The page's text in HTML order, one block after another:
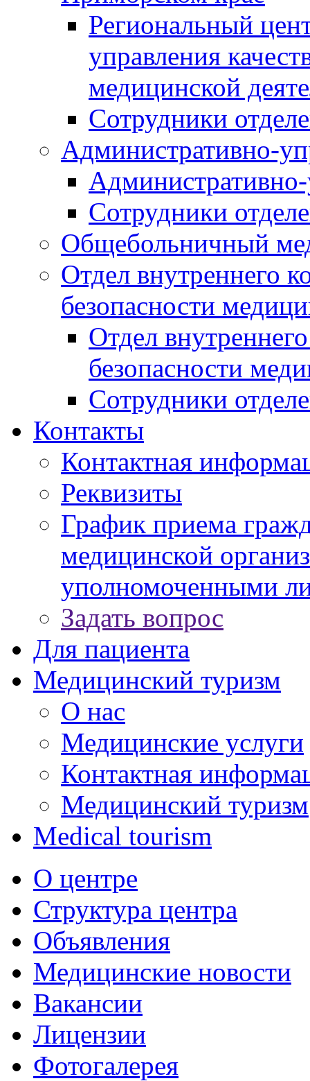
Региональный
управления
медицинской
Сотрудники
Административно-
Сотрудники
Общебольничный
Отдел внутреннего
безопасности
Отдел
безопасности
Сотрудники
Контакты
Контактная
Реквизиты
График приема
медицинской
уполномоченными
Задать вопрос
Для пациента
Медицинский туризм
О нас
Медицинские услуги
Контактная
Медицинский туризм
Medical tourism
О центре
Структура центра
Объявления
Медицинские новости
Вакансии
Лицензии
Фотогалерея